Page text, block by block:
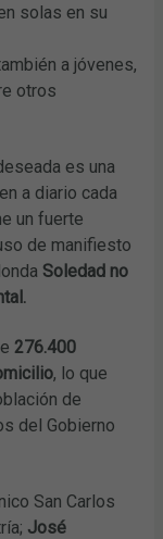
solas en su
a jóvenes,
otros
es una
a diario cada
un fuerte
de manifiesto
Soledad no
276.400
, lo que
de
del Gobierno
San Carlos
José